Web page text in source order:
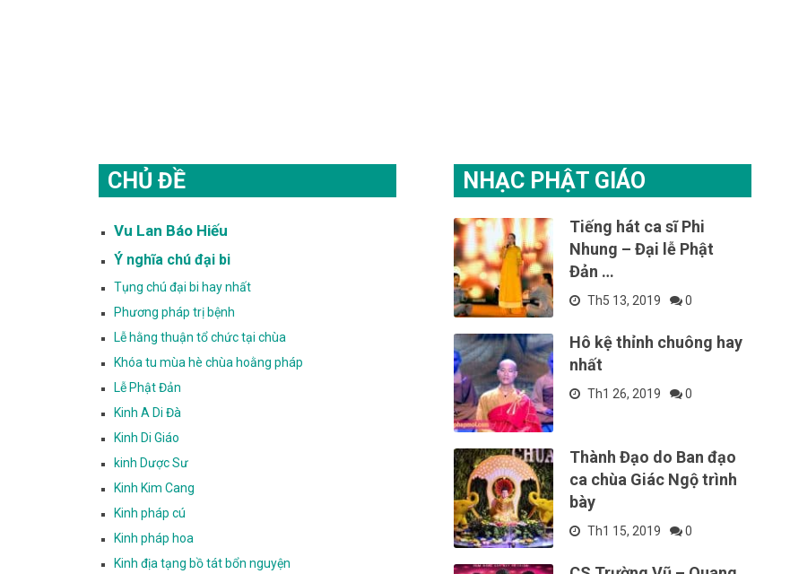
CHỦ ĐỀ
Vu Lan Báo Hiếu
Ý nghĩa chú đại bi
Tụng chú đại bi hay nhất
Phương pháp trị bệnh
Lễ hằng thuận tổ chức tại chùa
Khóa tu mùa hè chùa hoằng pháp
Lễ Phật Đản
Kinh A Di Đà
Kinh Di Giáo
kinh Dược Sư
Kinh Kim Cang
Kinh pháp cú
Kinh pháp hoa
Kinh địa tạng bồ tát bổn nguyện
NHẠC PHẬT GIÁO
Tiếng hát ca sĩ Phi
Nhung – Đại lễ Phật
Đản …
Th5 13, 2019 0
Hô kệ thỉnh chuông hay
nhất
Th1 26, 2019 0
Thành Đạo do Ban đạo
ca chùa Giác Ngộ trình
bày
Th1 15, 2019 0